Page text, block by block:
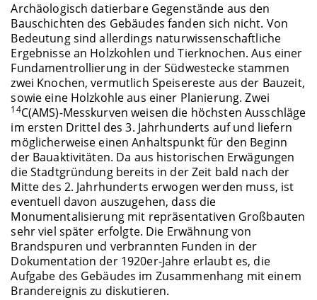
Archäologisch datierbare Gegenstände aus den
Bauschichten des Gebäudes fanden sich nicht. Von
Bedeutung sind allerdings naturwissenschaftliche
Ergebnisse an Holzkohlen und Tierknochen. Aus einer
Fundamentrollierung in der Südwestecke stammen
zwei Knochen, vermutlich Speisereste aus der Bauzeit,
sowie eine Holzkohle aus einer Planierung. Zwei
14C(AMS)-Messkurven weisen die höchsten Ausschläge
im ersten Drittel des 3. Jahrhunderts auf und liefern
möglicherweise einen Anhaltspunkt für den Beginn
der Bauaktivitäten. Da aus historischen Erwägungen
die Stadtgründung bereits in der Zeit bald nach der
Mitte des 2. Jahrhunderts erwogen werden muss, ist
eventuell davon auszugehen, dass die
Monumentalisierung mit repräsentativen Großbauten
sehr viel später erfolgte. Die Erwähnung von
Brandspuren und verbrannten Funden in der
Dokumentation der 1920er-Jahre erlaubt es, die
Aufgabe des Gebäudes im Zusammenhang mit einem
Brandereignis zu diskutieren.